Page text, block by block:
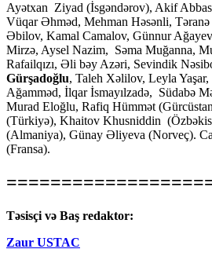
Ayətxan Ziyad (İsgəndərov), Akif
Vüqar Əhməd, Mehman Həsənli,
Əbilov, Kamal Camalov, Günnur
Mirzə, Aysel Nazim, Səma Muğanna,
Rafailqızı, Əli bəy Azəri, Sevindik
Gürşadoğlu, Taleh Xəlilov, Leyla
Ağamməd, İlqar İsmayılzadə, Südabə
Murad Eloğlu, Rafiq Hümmət
(Türkiyə), Khaitov Khusniddin
(Almaniya), Günay Əliyeva (Norveç).
(Fransa).
Təsisçi və Baş redaktor:
Zaur USTAC